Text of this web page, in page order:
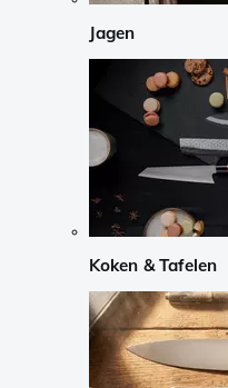
Jagen
Koken & Tafelen